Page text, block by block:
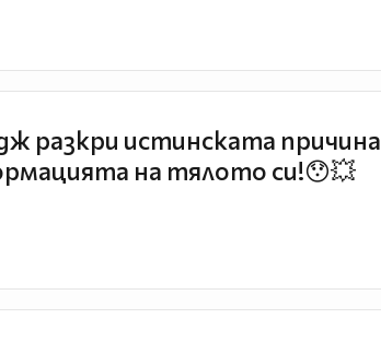
разкри истинската причина
на тялото си!😯💥